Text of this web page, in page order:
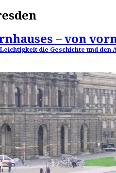
– von
die Geschichte und den